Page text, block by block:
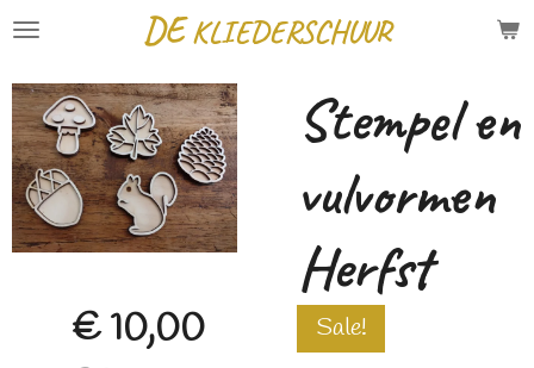
Ga
naar
de
hoofdinhoud
DEKLIEDERSCHUUR
Stempel en
vulvormen
Herfst
Sale!
€ 10,00